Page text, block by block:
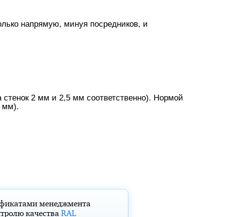
напрямую, минуя посредников, и
2 мм и 2,5 мм соответственно). Нормой
мм).
менеджмента
качества RAL